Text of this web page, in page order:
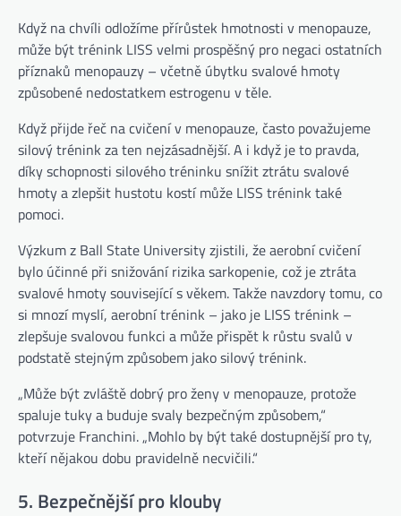
Když na chvíli odložíme přírůstek hmotnosti v menopauze,
může být trénink LISS velmi prospěšný pro negaci ostatních
příznaků menopauzy – včetně úbytku svalové hmoty
způsobené nedostatkem estrogenu v těle.
Když přijde řeč na cvičení v menopauze, často považujeme
silový trénink za ten nejzásadnější. A i když je to pravda,
díky schopnosti silového tréninku snížit ztrátu svalové
hmoty a zlepšit hustotu kostí může LISS trénink také
pomoci.
Výzkum z Ball State University(otevře se na nové kartě)
zjistili, že aerobní cvičení
bylo účinné při snižování rizika sarkopenie, což je ztráta
svalové hmoty související s věkem. Takže navzdory tomu, co
si mnozí myslí, aerobní trénink – jako je LISS trénink –
zlepšuje svalovou funkci a může přispět k růstu svalů v
podstatě stejným způsobem jako silový trénink.
„Může být zvláště dobrý pro ženy v menopauze, protože
spaluje tuky a buduje svaly bezpečným způsobem,“
potvrzuje Franchini. „Mohlo by být také dostupnější pro ty,
kteří nějakou dobu pravidelně necvičili.“
5. Bezpečnější pro klouby